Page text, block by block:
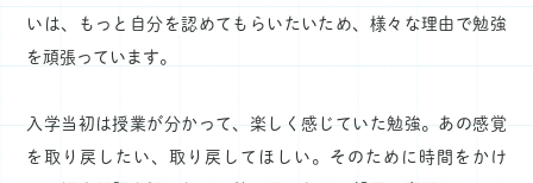
いは、もっと自分を認めてもらいたいため、様々な理由で勉強
を頑張っています。
入学当初は授業が分かって、楽しく感じていた勉強。あの感覚
を取り戻したい、取り戻してほしい。そのために時間をかけ